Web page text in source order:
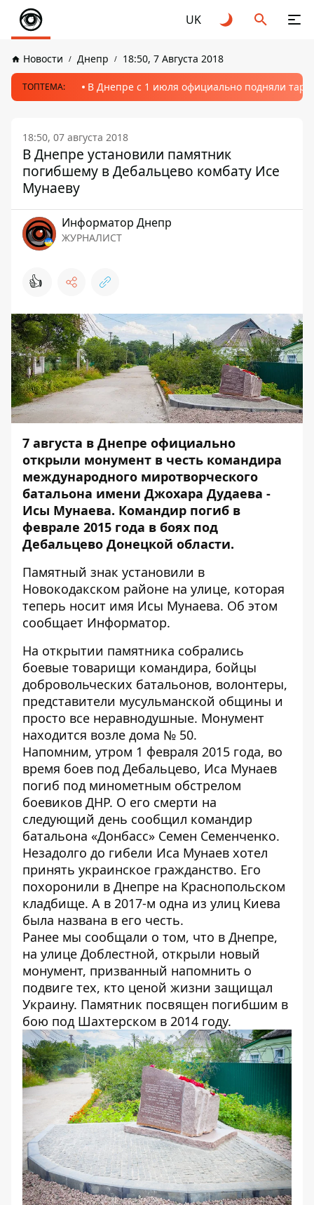
UK
Новости Днепр 18:50, 7 Августа 2018
ТОПТЕМА: В Днепре с 1 июля официально подняли
18:50, 07 августа 2018
В Днепре установили памятник
погибшему в Дебальцево комбату Исе
Мунаеву
Информатор Днепр
ЖУРНАЛИСТ
👍
7 августа в Днепре официально
открыли монумент в честь командира
международного миротворческого
батальона имени Джохара Дудаева -
Исы Мунаева. Командир погиб в
феврале 2015 года в боях под
Дебальцево Донецкой области.
Памятный знак установили в
Новокодакском районе на улице, которая
теперь носит имя Исы Мунаева. Об этом
сообщает Информатор.
На открытии памятника собрались
боевые товарищи командира, бойцы
добровольческих батальонов, волонтеры,
представители мусульманской общины и
просто все неравнодушные. Монумент
находится возле дома № 50.
Напомним, утром 1 февраля 2015 года, во
время боев под Дебальцево, Иса Мунаев
погиб под минометным обстрелом
боевиков ДНР. О его смерти на
следующий день сообщил командир
батальона «Донбасс» Семен Семенченко.
Незадолго до гибели Иса Мунаев хотел
принять украинское гражданство. Его
похоронили в Днепре на Краснопольском
кладбище. А в 2017-м одна из улиц Киева
была названа в его честь.
Ранее мы сообщали о том, что в Днепре,
на улице Доблестной, открыли новый
монумент, призванный напомнить о
подвиге тех, кто ценой жизни защищал
Украину. Памятник посвящен погибшим в
бою под Шахтерском в 2014 году.